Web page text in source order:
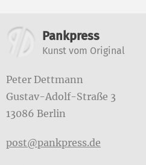
Weitere Informationen
Pankpress
Kunst vom Original
Peter Dettmann
Gustav-Adolf-Straße 3
13086 Berlin
post@pankpress.de